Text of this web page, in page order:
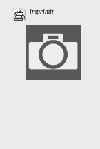
imprimir